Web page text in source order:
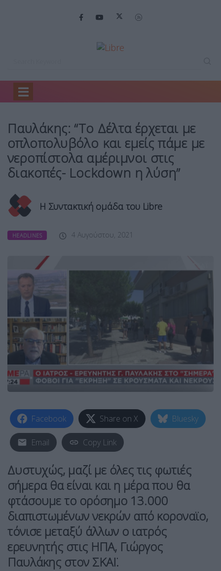
Home
Παυλάκης: “Το Δέλτα έρχεται με
οπλοπολυβόλο και εμείς πάμε με
νεροπίστολα αμέριμνοι στις
διακοπές- Lockdown η λύση”
Η Συντακτική ομάδα του Libre
HEADLINES 4 Αυγούστου, 2021
Facebook Share on X Bluesky
Email Copy Link
Δυστυχώς, μαζί με όλες τις φωτιές
σήμερα θα είναι και η μέρα που θα
φτάσουμε το ορόσημο 13.000
διαπιστωμένων νεκρών από κοροναϊο,
τόνισε μεταξύ άλλων ο ιατρός
ερευνητής στις ΗΠΑ, Γιώργος
Παυλάκης στον ΣΚΑΪ.